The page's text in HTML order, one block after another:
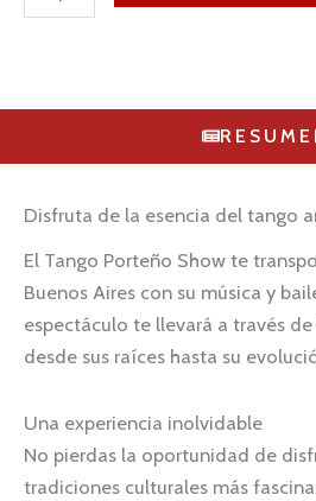
Disfruta de la esencia del tango
El Tango Porteño Show te
Buenos Aires con su música y
espectáculo te llevará a través
desde sus raíces hasta su
Una experiencia inolvidable
No pierdas la oportunidad de
tradiciones culturales más